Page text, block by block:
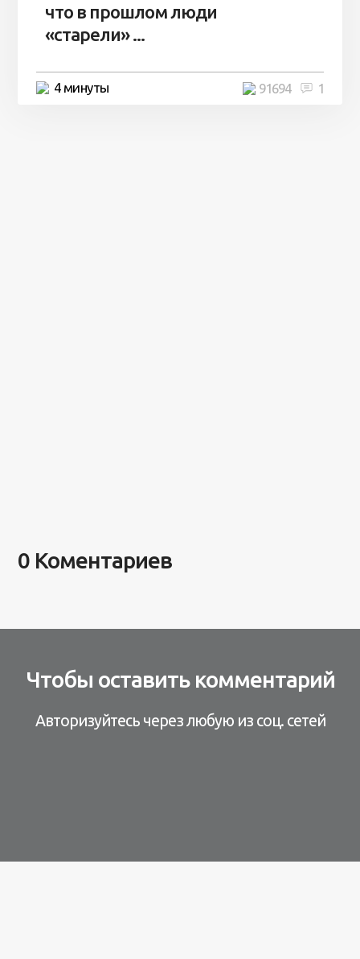
что в прошлом люди
«старели» ...
4 минуты 1
91694
0 Коментариев
Чтобы оставить комментарий
Авторизуйтесь через любую из соц. сетей